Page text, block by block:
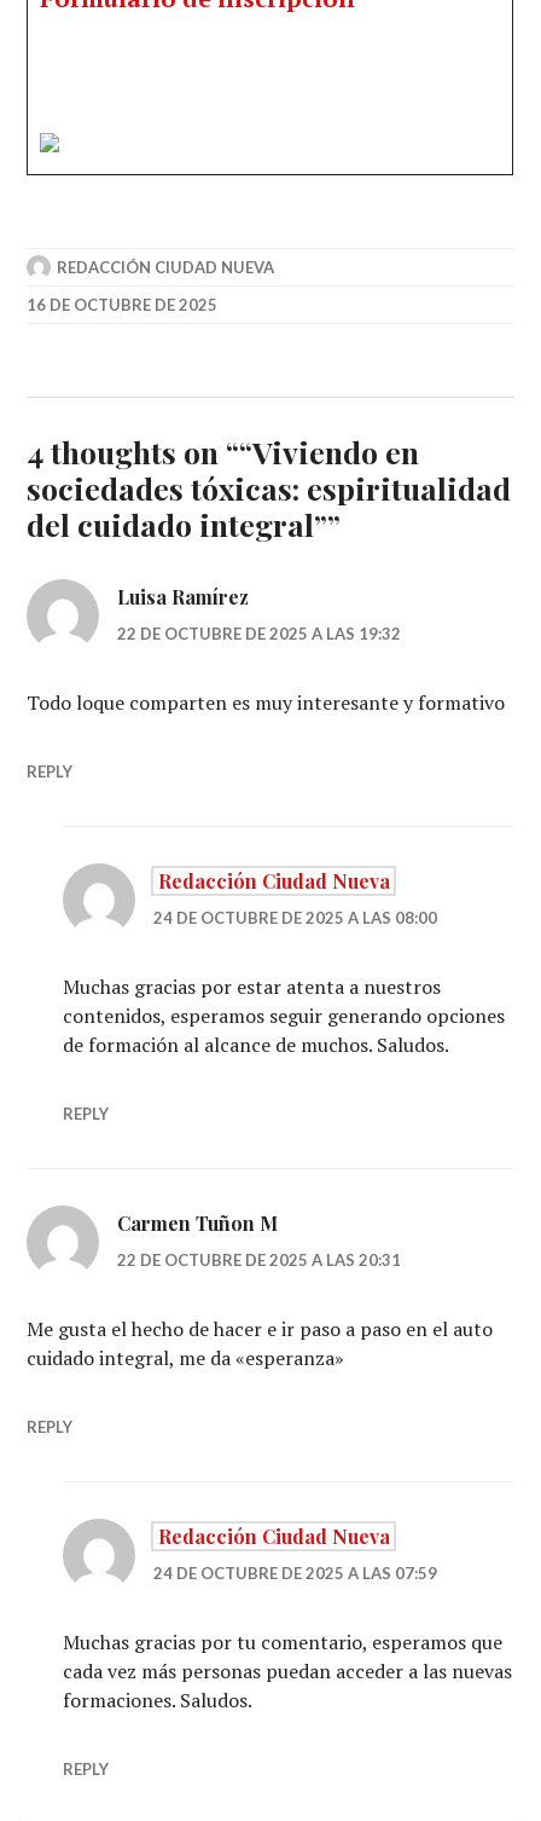
REDACCIÓN CIUDAD NUEVA
16 DE OCTUBRE DE 2025
4 thoughts on ““Viviendo en
sociedades tóxicas: espiritualidad
del cuidado integral””
Luisa Ramírez
22 DE OCTUBRE DE 2025 A LAS 19:32
Todo loque comparten es muy interesante y formativo
REPLY
Redacción Ciudad Nueva
24 DE OCTUBRE DE 2025 A LAS 08:00
Muchas gracias por estar atenta a nuestros
contenidos, esperamos seguir generando opciones
de formación al alcance de muchos. Saludos.
REPLY
Carmen Tuñon M
22 DE OCTUBRE DE 2025 A LAS 20:31
Me gusta el hecho de hacer e ir paso a paso en el auto
cuidado integral, me da «esperanza»
REPLY
Redacción Ciudad Nueva
24 DE OCTUBRE DE 2025 A LAS 07:59
Muchas gracias por tu comentario, esperamos que
cada vez más personas puedan acceder a las nuevas
formaciones. Saludos.
REPLY